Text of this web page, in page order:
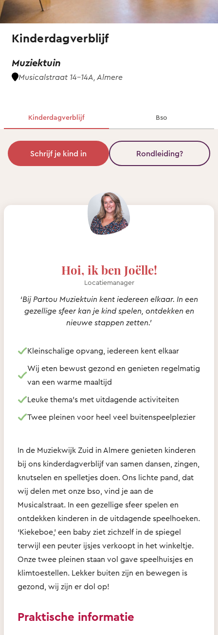
Kinderdagverblijf
Muziektuin
Musicalstraat 14-14A, Almere
Kinderdagverblijf Bso
Schrijf je kind in Rondleiding?
Hoi, ik ben Joëlle!
Locatiemanager
‘Bij Partou Muziektuin kent iedereen elkaar. In een
gezellige sfeer kan je kind spelen, ontdekken en
nieuwe stappen zetten.’
Kleinschalige opvang, iedereen kent elkaar
Wij eten bewust gezond en genieten regelmatig
van een warme maaltijd
Leuke thema’s met uitdagende activiteiten
Twee pleinen voor heel veel buitenspeelplezier
In de Muziekwijk Zuid in Almere genieten kinderen
bij ons kinderdagverblijf van samen dansen, zingen,
knutselen en spelletjes doen. Ons lichte pand, dat
wij delen met onze bso, vind je aan de
Musicalstraat. In een gezellige sfeer spelen en
ontdekken kinderen in de uitdagende speelhoeken.
‘Kiekeboe,’ een baby ziet zichzelf in de spiegel
terwijl een peuter ijsjes verkoopt in het winkeltje.
Onze twee pleinen staan vol gave speelhuisjes en
klimtoestellen. Lekker buiten zijn en bewegen is
gezond, wij zijn er dol op!
Praktische informatie